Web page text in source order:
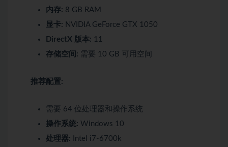
内存: 8 GB RAM
显卡: NVIDIA GeForce GTX 1050
DirectX 版本: 11
存储空间: 需要 10 GB 可用空间
推荐配置:
需要 64 位处理器和操作系统
操作系统: Windows 10
处理器: Intel i7-6700k